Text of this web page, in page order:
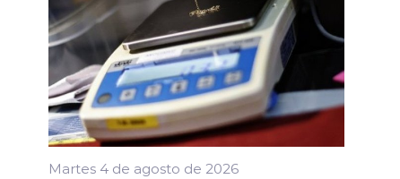
Martes 4 de agosto de 2026